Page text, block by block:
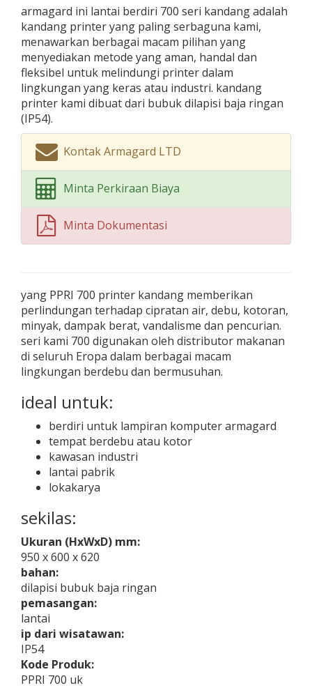
armagard ini lantai berdiri 700 seri kandang adalah
kandang printer yang paling serbaguna kami,
menawarkan berbagai macam pilihan yang
menyediakan metode yang aman, handal dan
fleksibel untuk melindungi printer dalam
lingkungan yang keras atau industri. kandang
printer kami dibuat dari bubuk dilapisi baja ringan
(IP54).
Kontak Armagard LTD
Minta Perkiraan Biaya
Minta Dokumentasi
yang PPRI 700 printer kandang memberikan
perlindungan terhadap cipratan air, debu, kotoran,
minyak, dampak berat, vandalisme dan pencurian.
seri kami 700 digunakan oleh distributor makanan
di seluruh Eropa dalam berbagai macam
lingkungan berdebu dan bermusuhan.
ideal untuk:
berdiri untuk lampiran komputer armagard
tempat berdebu atau kotor
kawasan industri
lantai pabrik
lokakarya
sekilas:
Ukuran (HxWxD) mm:
950 x 600 x 620
bahan:
dilapisi bubuk baja ringan
pemasangan:
lantai
ip dari wisatawan:
IP54
Kode Produk:
PPRI 700 uk